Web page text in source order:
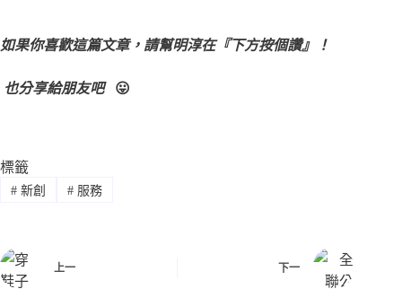
如果你喜歡這篇文章，請幫明淳在『下方按個讚』！
也分享給朋友吧 😛
標籤
#新創 #服務
上一 下一